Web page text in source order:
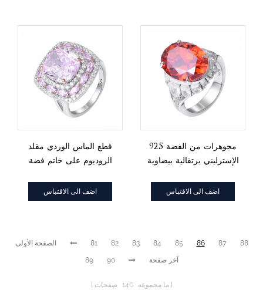
قطع الماس الوردي مقلد
الروديوم على خاتم فضة
اضف الى الاقتباس
925 مجوهرات من الفضة
الإسترليني برتقالية بيضاوية
الحجر الرئيسي على الحلقة
اضف الى الاقتباس
الصفحة الأولى 81 82 83 84 85 86 87 88
89 90 آخر صفحة
ما مجموعه 146 صفحات